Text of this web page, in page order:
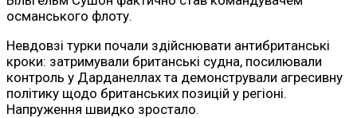
османського флоту.
Невдовзі турки почали здійснювати антибританські
кроки: затримували британські судна, посилювали
контроль у Дарданеллах та демонстрували агресивну
політику щодо британських позицій у регіоні.
Напруження швидко зростало.